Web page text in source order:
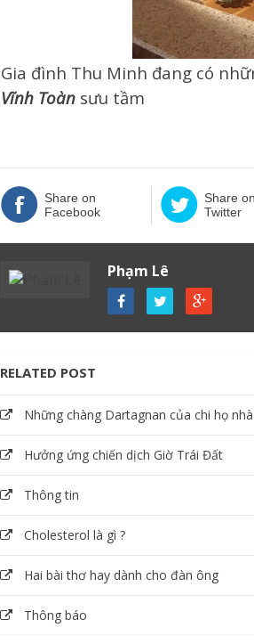
Gia đình Thu Minh đang có
Vĩnh Toàn sưu tầm
Share on
Facebook
Share
Twitter
Phạm Lê
RELATED POST
Những chàng Dartagnan của chi họ
Hưởng ứng chiến dịch Giờ Trái Đất
Thông tin
Cholesterol là gì ?
Hai bài thơ hay dành cho đàn ông
Thông báo